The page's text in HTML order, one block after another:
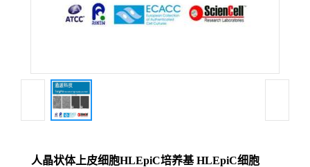
人晶状体上皮细胞HLEpiC培养基 HLEpiC细胞